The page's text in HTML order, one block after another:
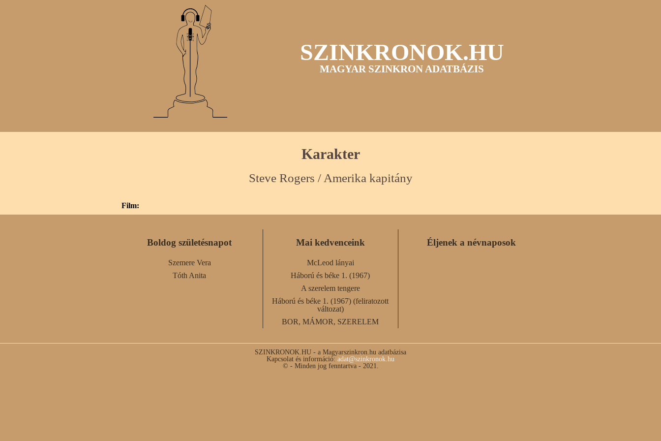
SZINKRONOK.HU
MAGYAR SZINKRON ADATBÁZIS
Karakter
Steve Rogers / Amerika kapitány
Film:
Boldog születésnapot
Szemere Vera
Tóth Anita
Mai kedvenceink
McLeod lányai
Háború és béke 1. (1967)
A szerelem tengere
Háború és béke 1. (1967) (feliratozott
változat)
BOR, MÁMOR, SZERELEM
Éljenek a névnaposok
SZINKRONOK.HU - a Magyarszinkron.hu adatbázisa
Kapcsolat és információ: adat@szinkronok.hu
© - Minden jog fenntartva - 2021.